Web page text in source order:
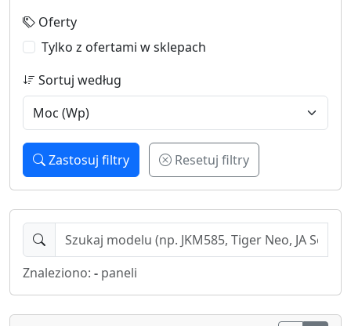
Oferty
Tylko z ofertami w sklepach
Sortuj według
Zastosuj filtry Resetuj filtry
Znaleziono: - paneli